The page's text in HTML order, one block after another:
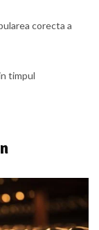
corecta a
timpul